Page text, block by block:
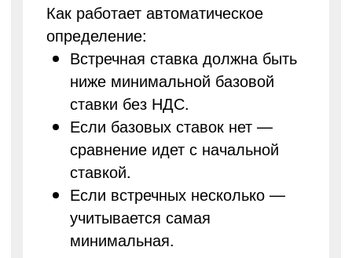
Как работает автоматическое
определение:
Встречная ставка должна быть
ниже минимальной базовой
ставки без НДС.
Если базовых ставок нет —
сравнение идет с начальной
ставкой.
Если встречных несколько —
учитывается самая
минимальная.